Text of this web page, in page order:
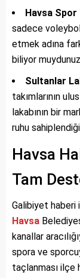
Havsa
sadece
etmek adına
biliyor
Sultanlar
takımlarının
lakabının bir
ruhu
Havsa
Tam
Galibiyet haberi
Havsa
kanallar
spora ve
taçlanması ilçe